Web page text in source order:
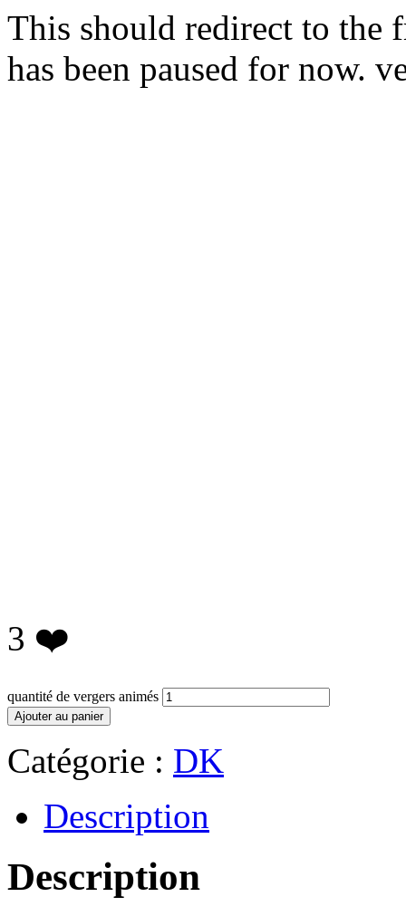
This should redirect to the
has been paused for now.
3 ❤️
quantité de vergers animés
Ajouter au panier
Catégorie : DK
Description
Description